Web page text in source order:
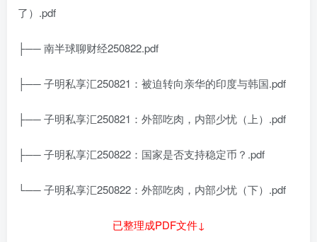
了）.pdf
├── 南半球聊财经250822.pdf
├── 子明私享汇250821：被迫转向亲华的印度与韩国.pdf
├── 子明私享汇250821：外部吃肉，内部少忧（上）.pdf
├── 子明私享汇250822：国家是否支持稳定币？.pdf
└── 子明私享汇250822：外部吃肉，内部少忧（下）.pdf
已整理成PDF文件↓